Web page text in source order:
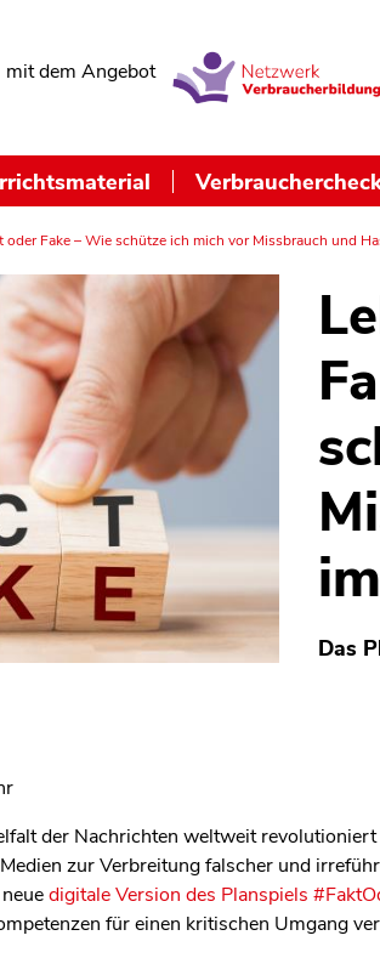
mit dem Angebot
Fake – Wie schütze ich mich vor Missbrauch und
Das
der Nachrichten weltweit
zur Verbreitung falscher und
digitale Version des Planspiels
für einen kritischen Umgang